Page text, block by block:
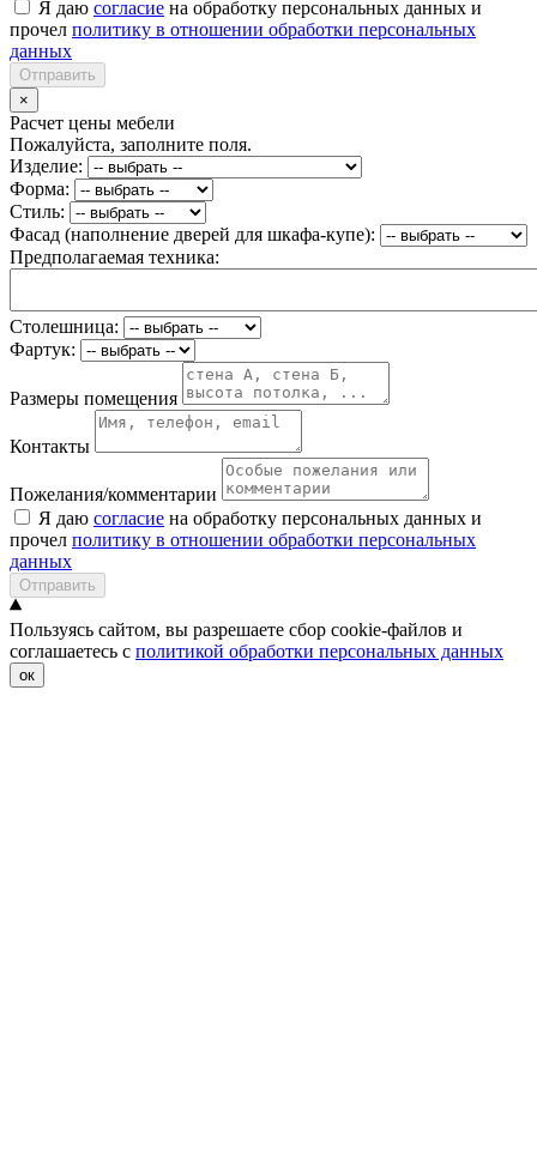
Я даю согласие на обработку персональных данных и
прочел политику в отношении обработки персональных
данных
Отправить
×
Расчет цены мебели
Пожалуйста, заполните поля.
Изделие:
Форма:
Стиль:
Фасад (наполнение дверей для шкафа-купе):
Предполагаемая техника:
Столешница:
Фартук:
Размеры помещения
Контакты
Пожелания/комментарии
Я даю согласие на обработку персональных данных и
прочел политику в отношении обработки персональных
данных
Отправить
Пользуясь сайтом, вы разрешаете сбор cookie-файлов и
соглашаетесь с политикой обработки персональных данных
ок